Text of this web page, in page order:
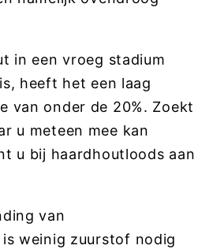
in een vroeg stadium
heeft het een laag
van onder de 20%. Zoekt
u meteen mee kan
u bij haardhoutloods aan
van
is weinig zuurstof nodig